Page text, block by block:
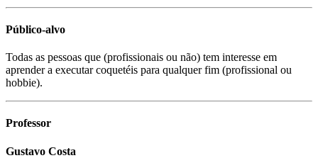
Público-alvo
Todas as pessoas que (profissionais ou não) tem interesse em
aprender a executar coquetéis para qualquer fim (profissional ou
hobbie).
Professor
Gustavo Costa